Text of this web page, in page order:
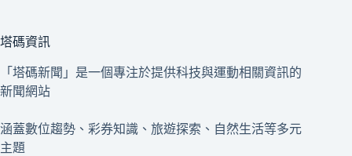
塔碼資訊
「塔碼新聞」是一個專注於提供科技與運動相關資訊的
新聞網站
涵蓋數位趨勢、彩券知識、旅遊探索、自然生活等多元
主題